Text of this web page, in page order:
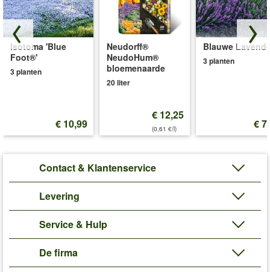
Isotoma 'Blue
Foot®'
3 planten
€ 10,99
Neudorff®
NeudoHum®
bloemenaarde
20 liter
€ 12,25
(0,61 €/l)
Blauwe
3 planten
€
Contact & Klantenservice
Levering
Service & Hulp
De firma